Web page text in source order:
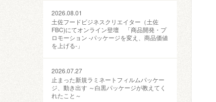
2026.08.01
土佐フードビジネスクリエイター（土佐
FBC)にてオンライン登壇 「商品開発・プ
ロモーション ‐パッケージを変え、商品価値
を上げる‐」
2026.07.27
止まった新規ラミネートフィルムパッケー
ジ、動き出す ～白黒パッケージが教えてく
れたこと～